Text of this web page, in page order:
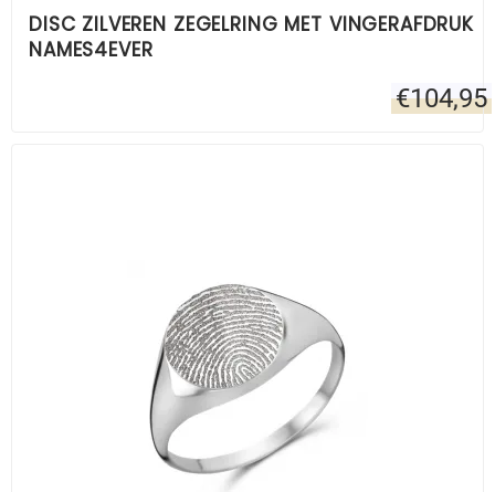
DISC ZILVEREN ZEGELRING MET VINGERAFDRUK
NAMES4EVER
€104,95